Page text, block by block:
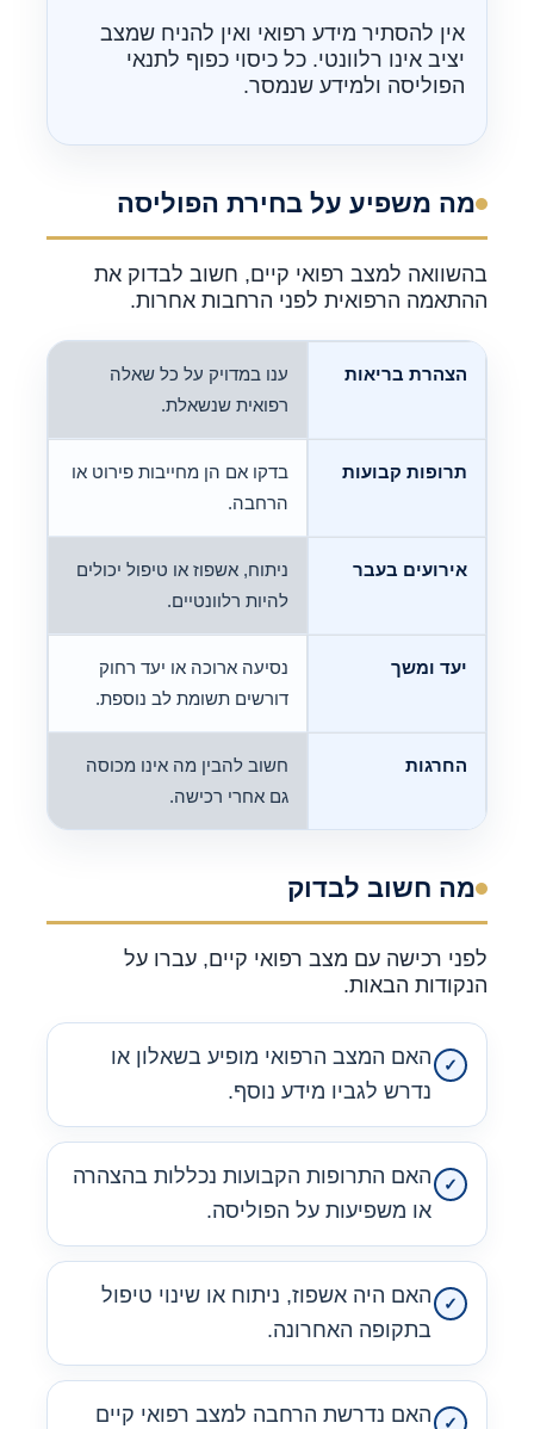
אין להסתיר מידע רפואי ואין להניח שמצב
יציב אינו רלוונטי. כל כיסוי כפוף לתנאי
הפוליסה ולמידע שנמסר.
מה משפיע על בחירת הפוליסה
בהשוואה למצב רפואי קיים, חשוב לבדוק את
ההתאמה הרפואית לפני הרחבות אחרות.
הצהרת בריאות
ענו במדויק על כל שאלה
רפואית שנשאלת.
תרופות קבועות
בדקו אם הן מחייבות פירוט או
הרחבה.
אירועים בעבר
ניתוח, אשפוז או טיפול יכולים
להיות רלוונטיים.
יעד ומשך
נסיעה ארוכה או יעד רחוק
דורשים תשומת לב נוספת.
החרגות
חשוב להבין מה אינו מכוסה
גם אחרי רכישה.
מה חשוב לבדוק
לפני רכישה עם מצב רפואי קיים, עברו על
הנקודות הבאות.
האם המצב הרפואי מופיע בשאלון או
נדרש לגביו מידע נוסף.
האם התרופות הקבועות נכללות בהצהרה
או משפיעות על הפוליסה.
האם היה אשפוז, ניתוח או שינוי טיפול
בתקופה האחרונה.
האם נדרשת הרחבה למצב רפואי קיים